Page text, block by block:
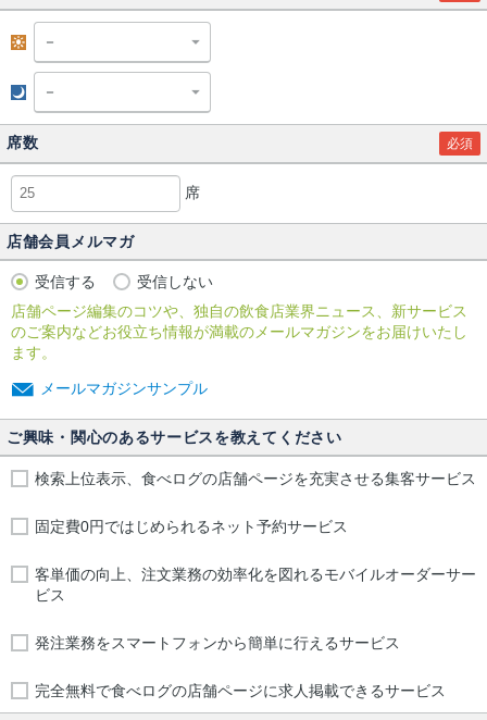
席数 必須
席
店舗会員メルマガ
受信する
受信しない
店舗ページ編集のコツや、独自の飲食店業界ニュース、新サービス
のご案内などお役立ち情報が満載のメールマガジンをお届けいたし
ます。
メールマガジンサンプル
ご興味・関心のあるサービスを教えてください
検索上位表示、食べログの店舗ページを充実させる集客サービス
固定費0円ではじめられるネット予約サービス
客単価の向上、注文業務の効率化を図れるモバイルオーダーサー
ビス
発注業務をスマートフォンから簡単に行えるサービス
完全無料で食べログの店舗ページに求人掲載できるサービス